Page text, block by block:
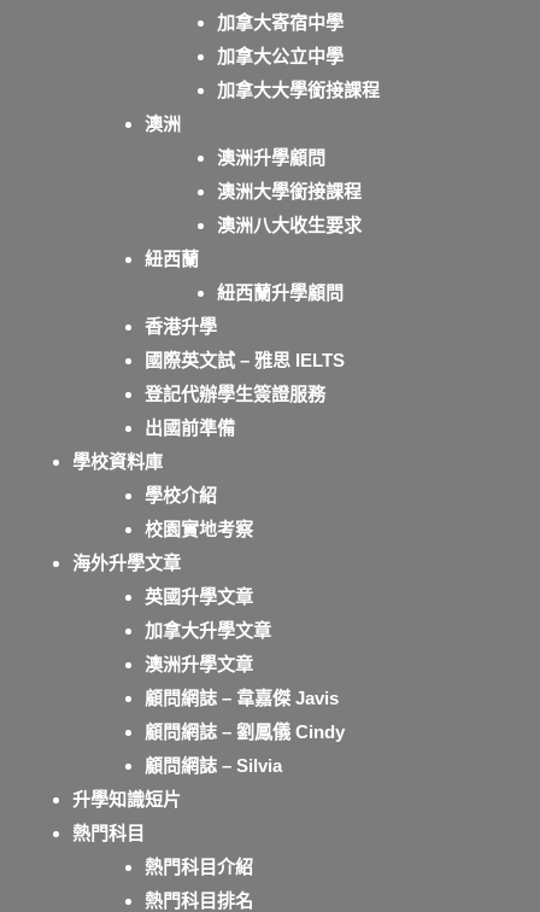
加拿大寄宿中學
加拿大公立中學
加拿大大學銜接課程
澳洲
澳洲升學顧問
澳洲大學銜接課程
澳洲八大收生要求
紐西蘭
紐西蘭升學顧問
香港升學
國際英文試 – 雅思 IELTS
登記代辦學生簽證服務
出國前準備
學校資料庫
學校介紹
校園實地考察
海外升學文章
英國升學文章
加拿大升學文章
澳洲升學文章
顧問網誌 – 韋嘉傑 Javis
顧問網誌 – 劉鳳儀 Cindy
顧問網誌 – Silvia
升學知識短片
熱門科目
熱門科目介紹
熱門科目排名